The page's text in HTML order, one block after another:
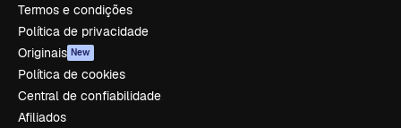
Termos e condições
Política de privacidade
Originais New
Política de cookies
Central de confiabilidade
Afiliados